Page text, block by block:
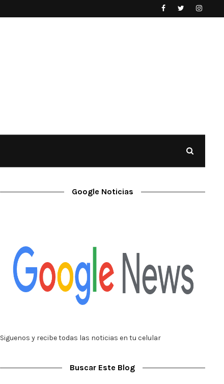
Google Noticias
Siguenos y recibe todas las noticias en tu celular
Buscar Este Blog